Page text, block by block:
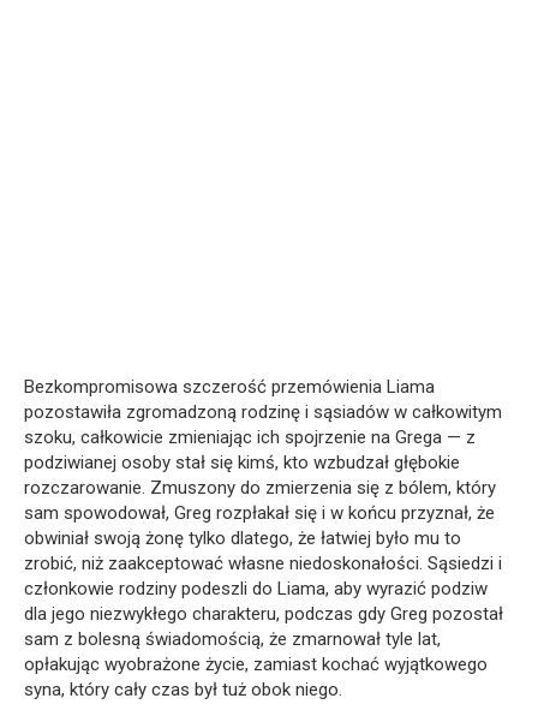
Bezkompromisowa szczerość przemówienia Liama
pozostawiła zgromadzoną rodzinę i sąsiadów w całkowitym
szoku, całkowicie zmieniając ich spojrzenie na Grega — z
podziwianej osoby stał się kimś, kto wzbudzał głębokie
rozczarowanie. Zmuszony do zmierzenia się z bólem, który
sam spowodował, Greg rozpłakał się i w końcu przyznał, że
obwiniał swoją żonę tylko dlatego, że łatwiej było mu to
zrobić, niż zaakceptować własne niedoskonałości. Sąsiedzi i
członkowie rodziny podeszli do Liama, aby wyrazić podziw
dla jego niezwykłego charakteru, podczas gdy Greg pozostał
sam z bolesną świadomością, że zmarnował tyle lat,
opłakując wyobrażone życie, zamiast kochać wyjątkowego
syna, który cały czas był tuż obok niego.